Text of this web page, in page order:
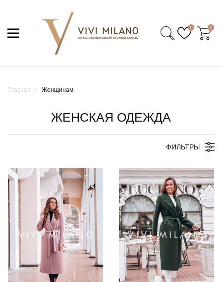
0 0
Главная Женщинам
ЖЕНСКАЯ ОДЕЖДА
ФИЛЬТРЫ